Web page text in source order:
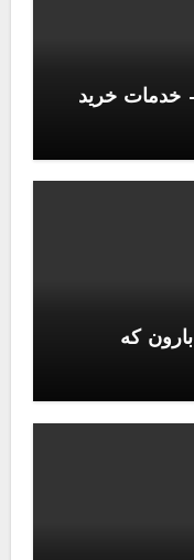
خدمات خرید
که